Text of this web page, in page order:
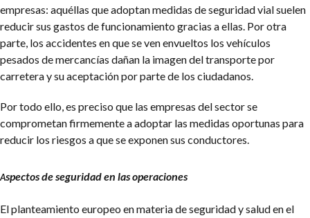
empresas: aquéllas que adoptan medidas de seguridad vial suelen
reducir sus gastos de funcionamiento gracias a ellas. Por otra
parte, los accidentes en que se ven envueltos los vehículos
pesados de mercancías dañan la imagen del transporte por
carretera y su aceptación por parte de los ciudadanos.
Por todo ello, es preciso que las empresas del sector se
comprometan firmemente a adoptar las medidas oportunas para
reducir los riesgos a que se exponen sus conductores.
Aspectos de seguridad en las operaciones
El planteamiento europeo en materia de seguridad y salud en el